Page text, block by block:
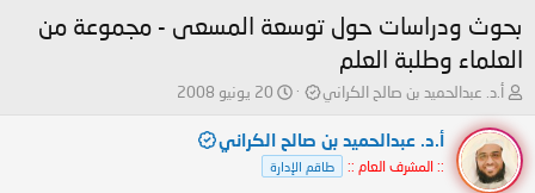
بحوث ودراسات حول توسعة المسعى - مجموعة من
العلماء وطلبة العلم
ب
د
ئ
ا
أ.د. عبدالحميد بن صالح الكراني
ت
ر
ي
خ
20 يونيو 2008
أ.د. عبدالحميد بن صالح الكراني
:: المشرف العام :: طاقم الإدارة